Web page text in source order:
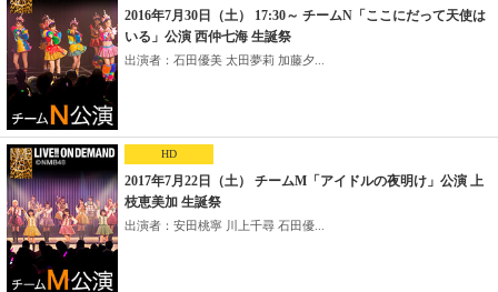
2016年7月30日（土） 17:30～ チームN「ここにだって天使は
いる」公演 西仲七海 生誕祭
出演者：石田優美 太田夢莉 加藤夕...
HD
2017年7月22日（土） チームM「アイドルの夜明け」公演 上
枝恵美加 生誕祭
出演者：安田桃寧 川上千尋 石田優...